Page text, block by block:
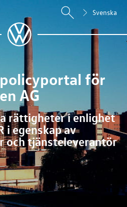
Svenska
för
AG
rättigheter i enlighet
i egenskap av
och tjänsteleverantör